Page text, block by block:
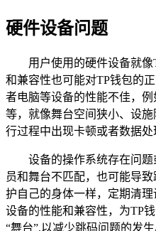
硬件设备问题
用户使用的硬件设备就
和兼容性也可能对TP钱包的
者电脑等设备的性能不佳，
等，就像舞台空间狭小、设
行过程中出现卡顿或者数据处
设备的操作系统存在问
员和舞台不匹配，也可能导
护自己的身体一样，定期清
设备的性能和兼容性，为TP
“舞台”,以减少跳码问题的发生